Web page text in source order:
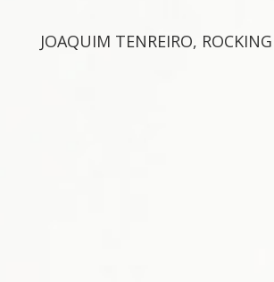
JOAQUIM TENREIRO,